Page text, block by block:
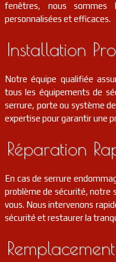
serrurier 91 Champcueil FR
serrurier 91 Fontenay-lès-
91
serrurier 91 Corbreuse FR
serrurier 91 Le val-saint-
serrurier 91 Ballainvilliers
serrurier 91 Gironville-sur-
91 Morsang-sur-
fenêtres, nous
personnalisées et efficaces.
Installation
Notre équipe qualifiée
tous les équipements de
serrure, porte ou système
expertise pour garantir une
Réparation
En cas de serrure
problème de sécurité, notre
vous. Nous intervenons
sécurité et restaurer la